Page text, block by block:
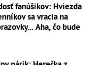
fanúšikov: Hviezda
sa vracia na
Aha, čo bude